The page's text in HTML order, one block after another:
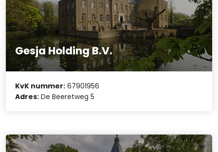
Gesja Holding B.V.
KvK nummer: 67901956
Adres: De Beeretweg 5